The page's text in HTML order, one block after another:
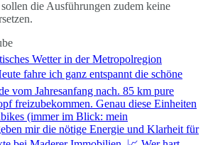
die Ausführungen zudem keine